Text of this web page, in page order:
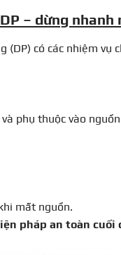
– dừng
(DP) có các nhiệm vụ
phụ thuộc vào
mất nguồn.
pháp an toàn